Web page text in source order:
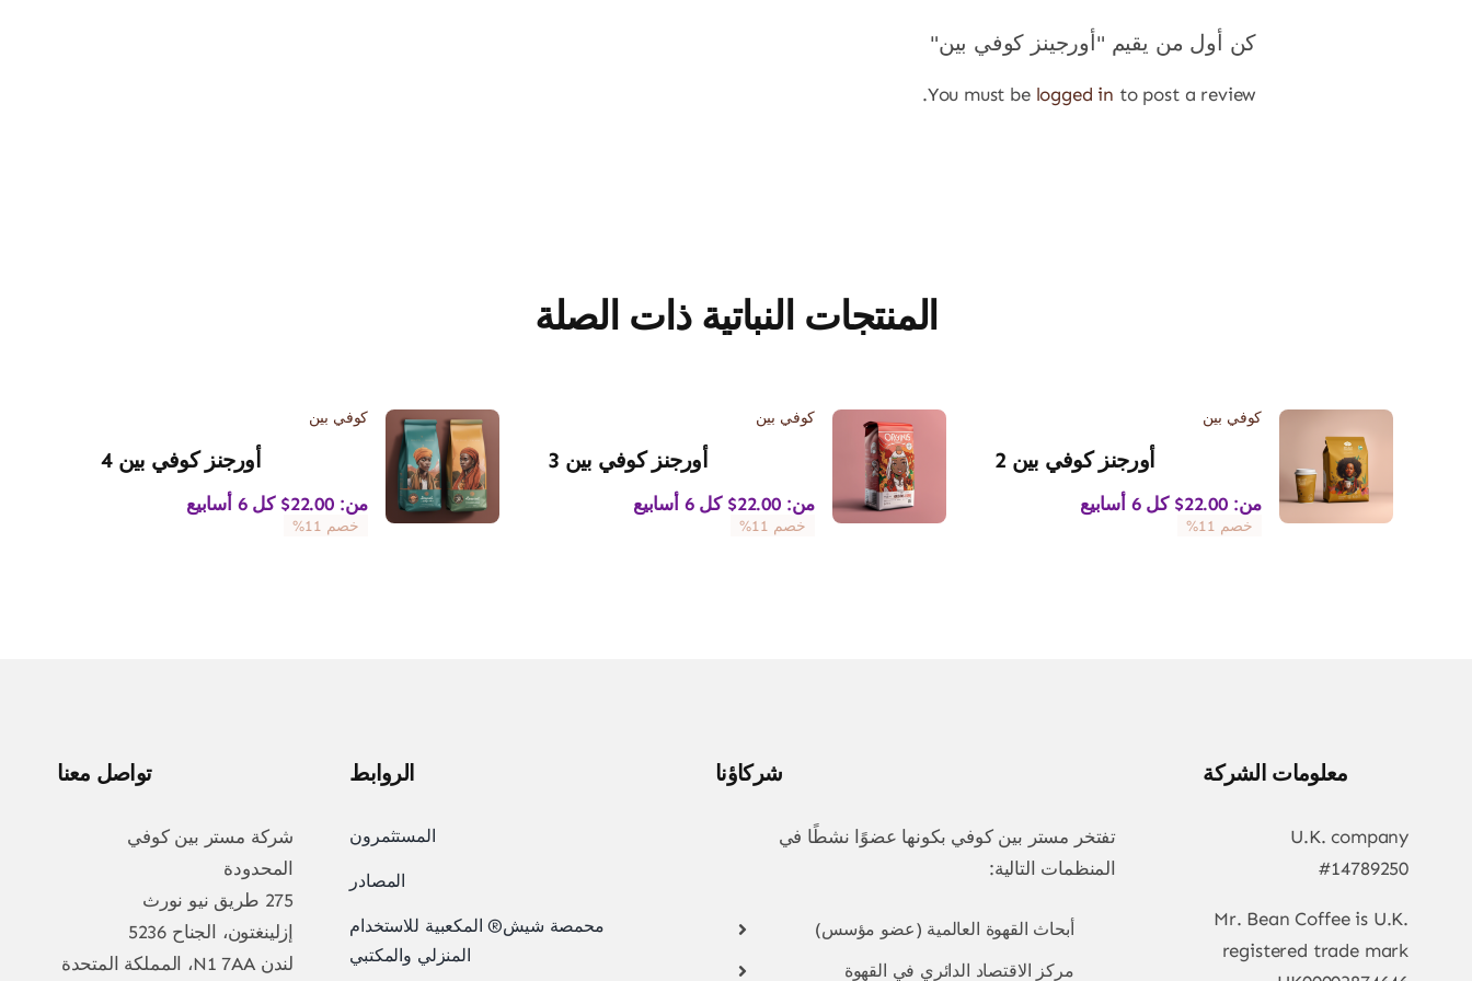
كن أول من يقيم "أورجينز كوفي بين"
You must be logged in to post a review.
المنتجات النباتية ذات الصلة
كوفي بين
أورجنز كوفي بين 2
من: $22.00 كل 6 أسابيع
خصم 11%
كوفي بين
أورجنز كوفي بين 3
من: $22.00 كل 6 أسابيع
خصم 11%
كوفي بين
أورجنز كوفي بين 4
من: $22.00 كل 6 أسابيع
خصم 11%
معلومات الشركة
U.K. company
#14789250
Mr. Bean Coffee is U.K.
registered trade mark
شركاؤنا
تفتخر مستر بين كوفي بكونها عضوًا نشطًا في
المنظمات التالية:
أبحاث القهوة العالمية (عضو مؤسس)
مركز الاقتصاد الدائري في القهوة
الروابط
المستثمرون
المصادر
محمصة شيش® المكعبية للاستخدام
المنزلي والمكتبي
تواصل معنا
شركة مستر بين كوفي
المحدودة
275 طريق نيو نورث
إزلينغتون، الجناح 5236
لندن N1 7AA، المملكة المتحدة